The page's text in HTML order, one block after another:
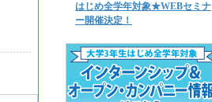
はじめ全学年対象★WEBセミナ
ー開催決定！